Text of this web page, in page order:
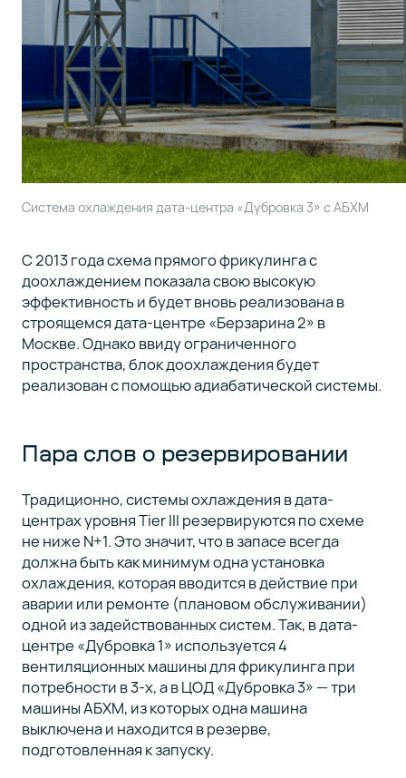
Система охлаждения дата-центра «Дубровка 3» с АБХМ
С 2013 года схема прямого фрикулинга с
доохлаждением показала свою высокую
эффективность и будет вновь реализована в
строящемся дата-центре «Берзарина 2» в
Москве. Однако ввиду ограниченного
пространства, блок доохлаждения будет
реализован с помощью адиабатической системы.
Пара слов о резервировании
Традиционно, системы охлаждения в дата-
центрах уровня Tier III резервируются по схеме
не ниже N+1. Это значит, что в запасе всегда
должна быть как минимум одна установка
охлаждения, которая вводится в действие при
аварии или ремонте (плановом обслуживании)
одной из задействованных систем. Так, в дата-
центре «Дубровка 1» используется 4
вентиляционных машины для фрикулинга при
потребности в 3-х, а в ЦОД «Дубровка 3» — три
машины АБХМ, из которых одна машина
выключена и находится в резерве,
подготовленная к запуску.